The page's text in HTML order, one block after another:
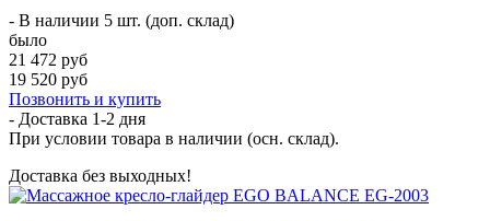
- В наличии 5 шт. (доп. склад)
было
21 472 руб
19 520 руб
Позвонить и купить
- Доставка 1-2 дня
При условии товара в наличии (осн. склад).
Доставка без выходных!